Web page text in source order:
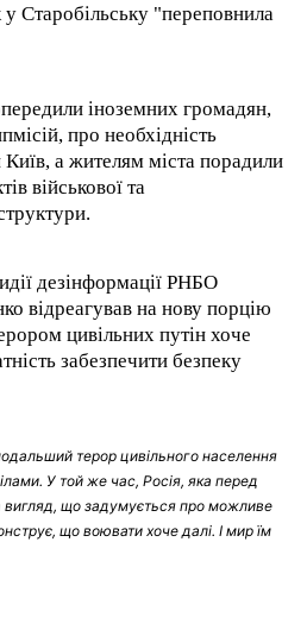
Старобільську "переповнила
іноземних громадян,
про необхідність
а жителям міста порадили
військової та
дезінформації РНБО
відреагував на нову порцію
цивільних путін хоче
забезпечити безпеку
терор цивільного населення
У той же час, Росія, яка перед
вигляд, що задумується про можливе
що воювати хоче далі. І мир їм